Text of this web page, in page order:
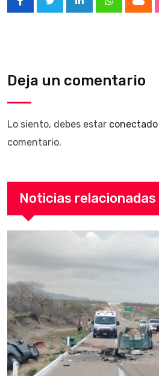
LinkedInWhatsappCloud
Deja un comentario
Lo siento, debes estar conectado
comentario.
Noticias relacionadas